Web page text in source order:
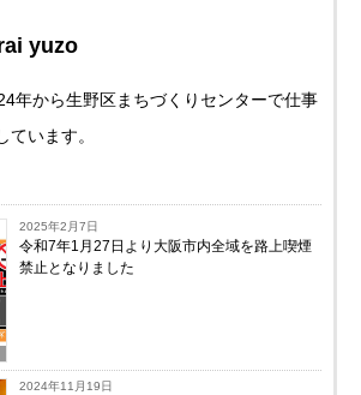
yuzo
年から生野区まちづくりセンターで仕事
ています。
2025年2月7日
令和7年1月27日より大阪市内全域を路上喫煙
禁止となりました
2024年11月19日